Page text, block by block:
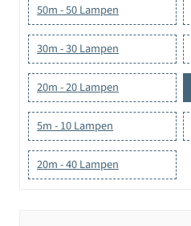
50m - 50 Lampen
30m - 30 Lampen
20m - 20 Lampen
5m - 10 Lampen
20m - 40 Lampen